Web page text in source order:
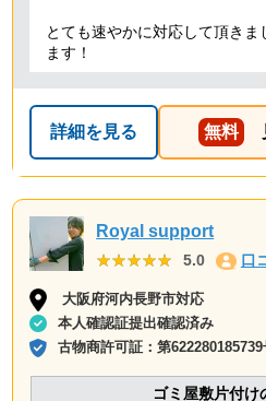
とても速やかに対応して頂き
ます！
詳細を見る 無料
Royal support
★★★★★
★★★★★ 5.0 口
大阪府河内長野市対応
本人確認証提出確認済み
古物商許可証：第622280185739
ゴミ屋敷片付け